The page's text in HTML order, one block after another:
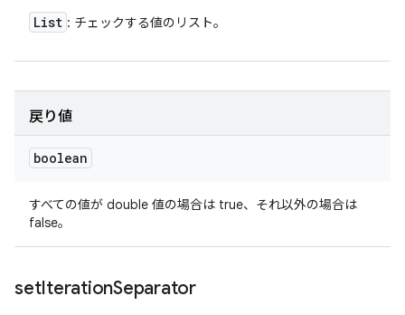
List : チェックする値のリスト。
戻り値
boolean
すべての値が double 値の場合は true、それ以外の場合は
false。
setIterationSeparator